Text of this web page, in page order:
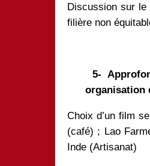
Discussion sur
filière non
5-
organisation
Choix d’un film
(café) ; Lao
Inde (Artisanat)